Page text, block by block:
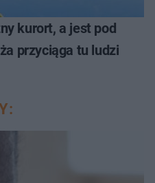
kurort, a jest pod
przyciąga tu ludzi